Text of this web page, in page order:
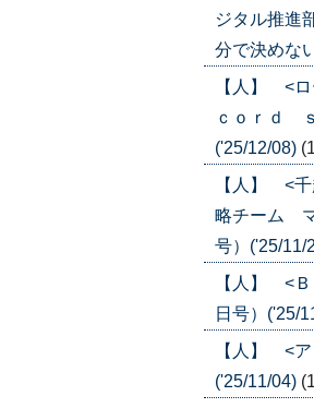
ジタル推進
分で決めな
【人】 <
ｃｏｒｄ
('25/12/08)
【人】 <
略チーム
号）('25/11/
【人】 <
日号）('25/
【人】 <
('25/11/04)